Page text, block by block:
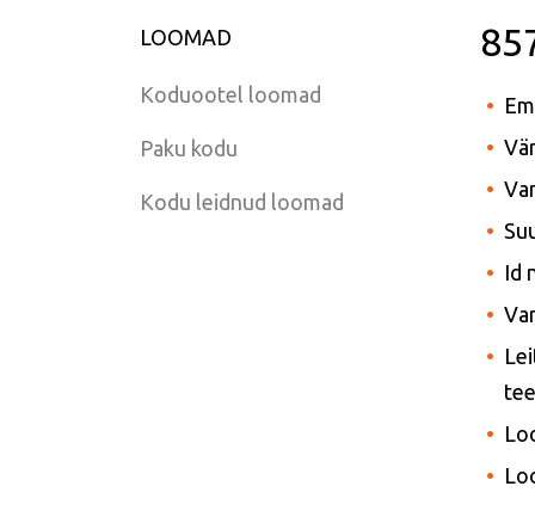
LOOMAD
Koduootel loomad
Paku kodu
Kodu leidnud loomad
Id